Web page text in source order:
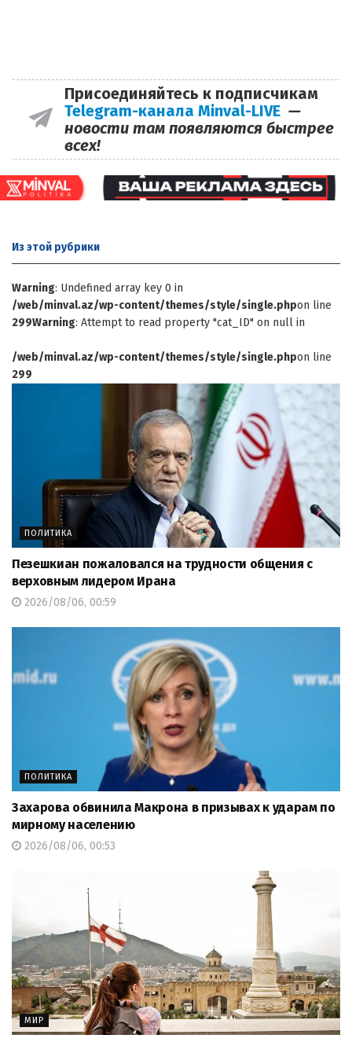
Присоединяйтесь к подписчикам
Telegram-канала Minval-LIVE —
новости там появляются быстрее
всех!
Из этой рубрики
Warning: Undefined array key 0 in
/web/minval.az/wp-content/themes/style/single.phpon line
299Warning: Attempt to read property "cat_ID" on null in
/web/minval.az/wp-content/themes/style/single.phpon line
299
ПОЛИТИКА
Пезешкиан пожаловался на трудности общения с
верховным лидером Ирана
2026/08/06, 00:59
ПОЛИТИКА
Захарова обвинила Макрона в призывах к ударам по
мирному населению
2026/08/06, 00:53
МИР